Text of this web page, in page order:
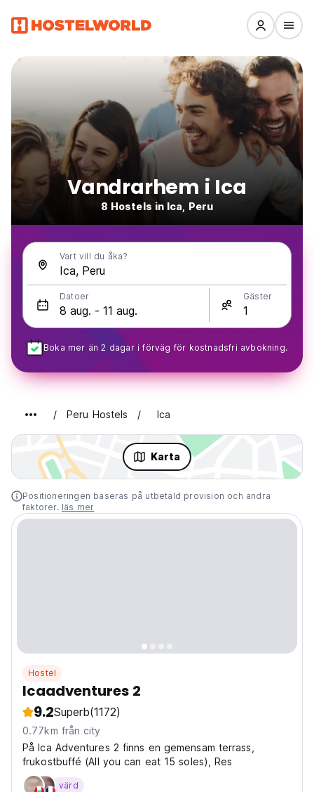
Vandrarhem i Ica
8 Hostels in Ica, Peru
Vart vill du åka?
Datoer Gäster
Boka mer än 2 dagar i förväg för kostnadsfri avbokning.
Peru Hostels Ica
Karta
Positioneringen baseras på utbetald provision och andra
faktorer. läs mer
Hostel
Icaadventures 2
9.2Superb(1172)
0.77km från city
På Ica Adventures 2 finns en gemensam terrass,
frukostbuffé (All you can eat 15 soles), Res
värd